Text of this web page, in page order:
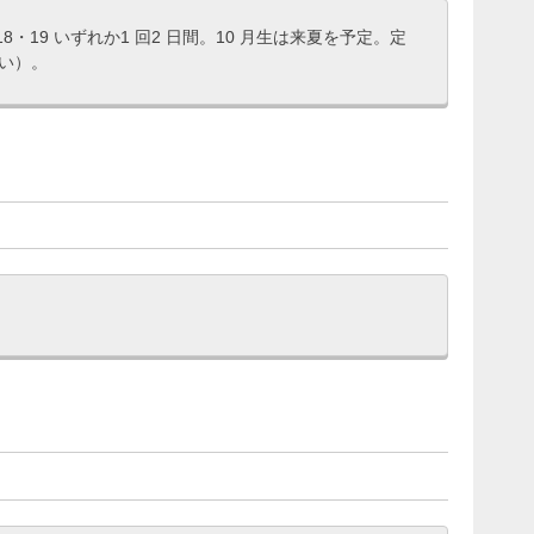
19 いずれか1 回2 日間。10 月生は来夏を予定。定
）。